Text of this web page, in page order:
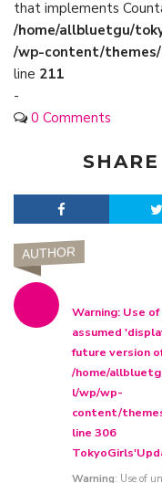
that implements
/home/allbluetgu/
/wp-content/themes/
line 211
-
0 Comments
AUTHOR
Warning: Use
assumed
future version
/home/
l/wp/wp-
content/
line 306
Warning: Use of